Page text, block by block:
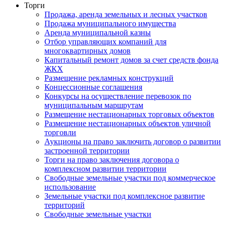
Торги
Продажа, аренда земельных и лесных участков
Продажа муниципального имущества
Аренда муниципальной казны
Отбор управляющих компаний для
многоквартирных домов
Капитальный ремонт домов за счет средств фонда
ЖКХ
Размещение рекламных конструкций
Концессионные соглашения
Конкурсы на осуществление перевозок по
муниципальным маршрутам
Размещение нестационарных торговых объектов
Размещение нестационарных объектов уличной
торговли
Аукционы на право заключить договор о развитии
застроенной территории
Торги на право заключения договора о
комплексном развитии территории
Свободные земельные участки под коммерческое
использование
Земельные участки под комплексное развитие
территорий
Свободные земельные участки